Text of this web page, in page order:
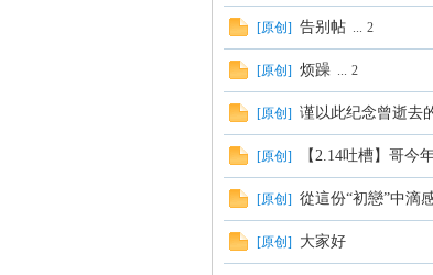
[原创 ] 告别帖 ... 2
[原创 ] 烦躁 ... 2
[原创 ] 谨以此纪念曾逝去
[原创 ] 【2.14吐槽】哥今
[原创 ] 從這份“初戀”中滴
[原创 ] 大家好